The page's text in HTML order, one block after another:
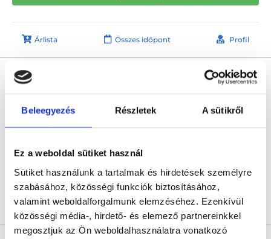
Beleegyezés Részletek A sütikről
Ez a weboldal sütiket használ
Sütiket használunk a tartalmak és hirdetések személyre
szabásához, közösségi funkciók biztosításához,
valamint weboldalforgalmunk elemzéséhez. Ezenkívül
közösségi média-, hirdető- és elemező partnereinkkel
megosztjuk az Ön weboldalhasználatra vonatkozó
Árlista Összes időpont Profil
Árlista Összes időpont Profil